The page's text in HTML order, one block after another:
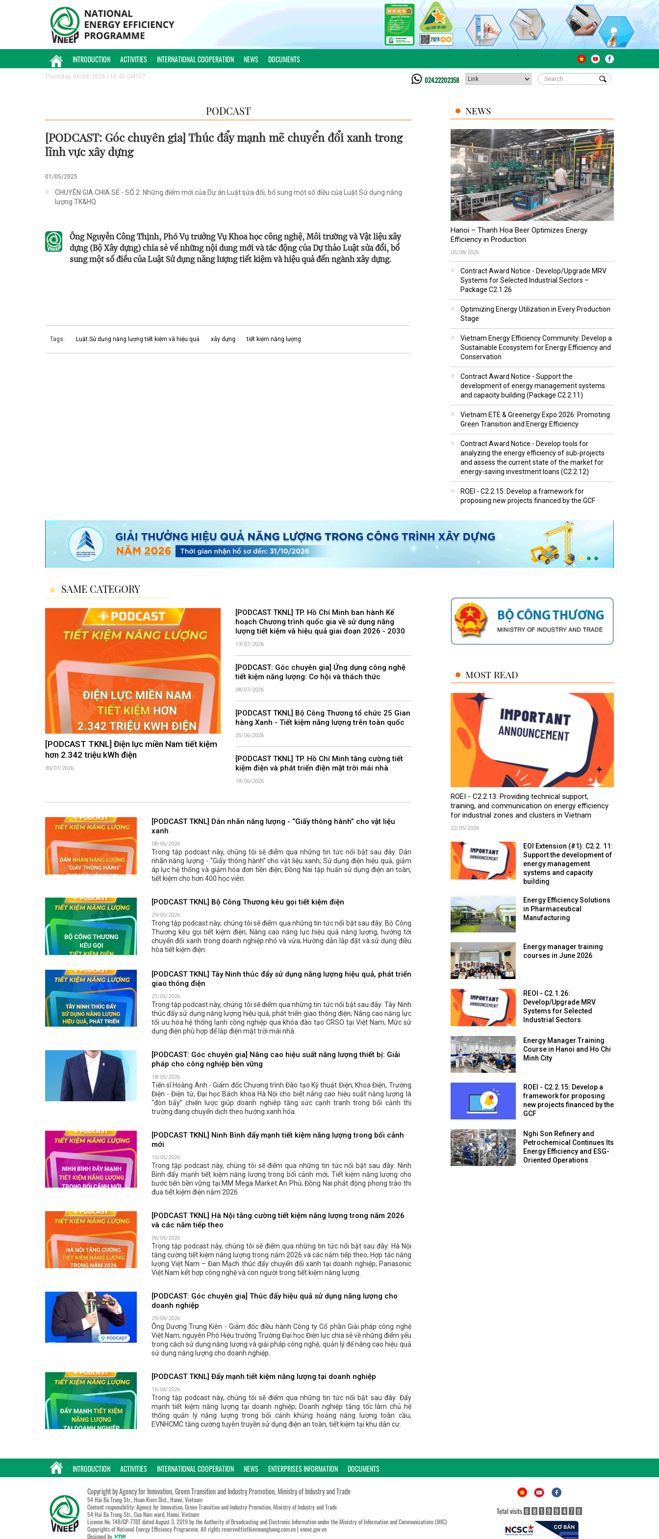
INTRODUCTION ACTIVITIES INTERNATIONAL COOPERATION NEWS DOCUMENTS
Thursday, 06/08/2026 | 10:45 GMT+7 024.22202358
PODCAST
[PODCAST: Góc chuyên gia] Thúc đẩy mạnh mẽ chuyển đổi xanh trong
lĩnh vực xây dựng
01/05/2025
CHUYÊN GIA CHIA SẺ - SỐ 2: Những điểm mới của Dự án Luật sửa đổi, bổ sung một số điều của Luật Sử dụng năng
lượng TK&HQ
Ông Nguyễn Công Thịnh, Phó Vụ trưởng Vụ Khoa học công nghệ, Môi trường và Vật liệu xây
dựng (Bộ Xây dựng) chia sẻ về những nội dung mới và tác động của Dự thảo Luật sửa đổi, bổ
sung một số điều của Luật Sử dụng năng lượng tiết kiệm và hiệu quả đến ngành xây dựng.
Tags: Luật Sử dụng năng lượng tiết kiệm và hiệu quả xây dựng tiết kiệm năng lượng
NEWS
Hanoi – Thanh Hoa Beer Optimizes Energy
Efficiency in Production
05/08/2026
Contract Award Notice - Develop/Upgrade MRV
Systems for Selected Industrial Sectors –
Package C2.1.26
Optimizing Energy Utilization in Every Production
Stage
Vietnam Energy Efficiency Community: Develop a
Sustainable Ecosystem for Energy Efficiency and
Conservation
Contract Award Notice - Support the
development of energy management systems
and capacity building (Package C2.2.11)
Vietnam ETE & Greenergy Expo 2026: Promoting
Green Transition and Energy Efficiency
Contract Award Notice - Develop tools for
analyzing the energy efficiency of sub-projects
and assess the current state of the market for
energy-saving investment loans (C2.2.12)
ROEI - C2.2.15: Develop a framework for
proposing new projects financed by the GCF
SAME CATEGORY
[PODCAST TKNL] Điện lực miền Nam tiết kiệm
hơn 2.342 triệu kWh điện
30/07/2026
[PODCAST TKNL] TP. Hồ Chí Minh ban hành Kế
hoạch Chương trình quốc gia về sử dụng năng
lượng tiết kiệm và hiệu quả giai đoạn 2026 - 2030
13/07/2026
[PODCAST: Góc chuyên gia] Ứng dụng công nghệ
tiết kiệm năng lượng: Cơ hội và thách thức
08/07/2026
[PODCAST TKNL] Bộ Công Thương tổ chức 25 Gian
hàng Xanh - Tiết kiệm năng lượng trên toàn quốc
25/06/2026
[PODCAST TKNL] TP. Hồ Chí Minh tăng cường tiết
kiệm điện và phát triển điện mặt trời mái nhà
18/06/2026
[PODCAST TKNL] Dán nhãn năng lượng - “Giấy thông hành” cho vật liệu
xanh
08/06/2026
Trong tập podcast này, chúng tôi sẽ điểm qua những tin tức nổi bật sau đây: Dán
nhãn năng lượng - “Giấy thông hành” cho vật liệu xanh; Sử dụng điện hiệu quả, giảm
áp lực hệ thống và giảm hóa đơn tiền điện; Đồng Nai tập huấn sử dụng điện an toàn,
tiết kiệm cho hơn 400 học viên.
[PODCAST TKNL] Bộ Công Thương kêu gọi tiết kiệm điện
29/05/2026
Trong tập podcast này, chúng tôi sẽ điểm qua những tin tức nổi bật sau đây: Bộ Công
Thương kêu gọi tiết kiệm điện; Nâng cao năng lực hiệu quả năng lượng, hướng tới
chuyển đổi xanh trong doanh nghiệp nhỏ và vừa; Hướng dẫn lắp đặt và sử dụng điều
hòa tiết kiệm điện.
[PODCAST TKNL] Tây Ninh thúc đẩy sử dụng năng lượng hiệu quả, phát triển
giao thông điện
21/05/2026
Trong tập podcast này, chúng tôi sẽ điểm qua những tin tức nổi bật sau đây: Tây Ninh
thúc đẩy sử dụng năng lượng hiệu quả, phát triển giao thông điện; Nâng cao năng lực
tối ưu hóa hệ thống lạnh công nghiệp qua khóa đào tạo CRSO tại Việt Nam; Mức sử
dụng điện phù hợp để lắp điện mặt trời mái nhà.
[PODCAST: Góc chuyên gia] Nâng cao hiệu suất năng lượng thiết bị: Giải
pháp cho công nghiệp bền vững
18/05/2026
Tiến sĩ Hoàng Anh - Giám đốc Chương trình Đào tạo Kỹ thuật Điện, Khoa Điện, Trường
Điện - Điện tử, Đại học Bách khoa Hà Nội cho biết nâng cao hiệu suất năng lượng là
“đòn bẩy” chiến lược giúp doanh nghiêp tăng sức cạnh tranh trong bối cảnh thị
trường đang chuyển dịch theo hướng xanh hóa.
[PODCAST TKNL] Ninh Bình đẩy mạnh tiết kiệm năng lượng trong bối cảnh
mới
13/05/2026
Trong tập podcast này, chúng tôi sẽ điểm qua những tin tức nổi bật sau đây: Ninh
Bình đẩy mạnh tiết kiệm năng lượng trong bối cảnh mới; Tiết kiệm năng lượng cho
bước tiến bền vững tại MM Mega Market An Phú; Đồng Nai phát động phong trào thi
đua tiết kiệm điện năm 2026.
[PODCAST TKNL] Hà Nội tăng cường tiết kiệm năng lượng trong năm 2026
và các năm tiếp theo
06/05/2026
Trong tập podcast này, chúng tôi sẽ điểm qua những tin tức nổi bật sau đây: Hà Nội
tăng cường tiết kiệm năng lượng trong năm 2026 và các năm tiếp theo; Hợp tác năng
lượng Việt Nam – Đan Mạch thúc đẩy chuyển đổi xanh tại doanh nghiệp; Panasonic
Việt Nam kết hợp công nghệ và con người trong tiết kiệm năng lượng.
[PODCAST: Góc chuyên gia] Thúc đẩy hiệu quả sử dụng năng lượng cho
doanh nghiệp
29/04/2026
Ông Dương Trung Kiên - Giám đốc điều hành Công ty Cổ phần Giải pháp công nghệ
Việt Nam, nguyên Phó Hiệu trưởng Trường Đại học Điện lực chia sẻ về những điểm yếu
trong cách sử dụng năng lượng và giải pháp công nghệ, quản lý để nâng cao hiệu quả
sử dụng năng lượng cho doanh nghiệp.
[PODCAST TKNL] Đẩy mạnh tiết kiệm năng lượng tại doanh nghiệp
16/04/2026
Trong tập podcast này, chúng tôi sẽ điểm qua những tin tức nổi bật sau đây: Đẩy
mạnh tiết kiệm năng lượng tại doanh nghiệp; Doanh nghiệp tăng tốc làm chủ hệ
thống quản lý năng lượng trong bối cảnh khủng hoảng năng lượng toàn cầu;
EVNHCMC tăng cường tuyên truyền sử dụng điện an toàn, tiết kiệm tại khu dân cư.
MOST READ
ROEI - C2.2.13: Providing technical support,
training, and communication on energy efficiency
for industrial zones and clusters in Vietnam
22/05/2026
EOI Extension (#1): C2.2. 11:
Support the development of
energy management
systems and capacity
building
Energy Efficiency Solutions
in Pharmaceutical
Manufacturing
Energy manager training
courses in June 2026
REOI - C2.1.26:
Develop/Upgrade MRV
Systems for Selected
Industrial Sectors
Energy Manager Training
Course in Hanoi and Ho Chi
Minh City
ROEI - C2.2.15: Develop a
framework for proposing
new projects financed by the
GCF
Nghi Son Refinery and
Petrochemical Continues Its
Energy Efficiency and ESG-
Oriented Operations
INTRODUCTION ACTIVITIES INTERNATIONAL COOPERATION NEWS ENTERPRISES INFORMATION DOCUMENTS
Copyright by Agency for Innovation, Green Transition and Industry Promotion, Ministry of Industry and Trade
54 Hai Ba Trung Str., Hoan Kiem Dist., Hanoi, Vietnam
Content responsibility: Agency for Innovation, Green Transition and Industry Promotion, Ministry of Industry and Trade
54 Hai Ba Trung Str., Cua Nam ward, Hanoi, Vietnam
License No. 148/GP-TTĐT dated August 3, 2019 by the Authority of Broadcasting and Electronic Information under the Ministry of Information and Communications (MIC)
Copyrights of National Energy Efficiency Programme. All rights reserved:tietkiemnangluong.com.vn | vneec.gov.vn
Designed by
Total visits 6 8 1 9 9 4 7 0